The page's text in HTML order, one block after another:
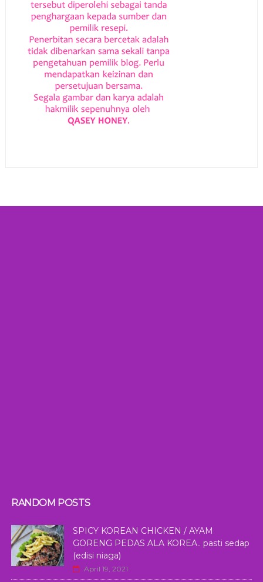
RANDOM POSTS
SPICY KOREAN CHICKEN / AYAM
GORENG PEDAS ALA KOREA.. pasti sedap
(edisi niaga)
April 19, 2021